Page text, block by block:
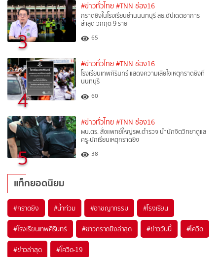
3
#ข่าวทั่วไทย #TNN ช่อง16
กราดยิงในโรงเรียนย่านนนทบุรี สธ.อัปเดตอาการ
ล่าสุด วิกฤต 9 ราย
65
4
#ข่าวทั่วไทย #TNN ช่อง16
โรงเรียนเทพศิรินทร์ แสดงความเสียใจเหตุกราดยิงที่
นนทบุรี
60
5
#ข่าวทั่วไทย #TNN ช่อง16
ผบ.ตร. สั่งแพทย์ใหญ่รพ.ตำรวจ นำนักจิตวิทยาดูแล
ครู-นักเรียนเหตุกราดยิง
38
แท็กยอดนิยม
#กราดยิง #น้ำท่วม #อาชญากรรม #โรงเรียน
#โรงเรียนเทพศิรินทร์ #ข่าวกราดยิงล่าสุด #ข่าววันนี้ #โควิด
#ข่าวล่าสุด #โควิด-19